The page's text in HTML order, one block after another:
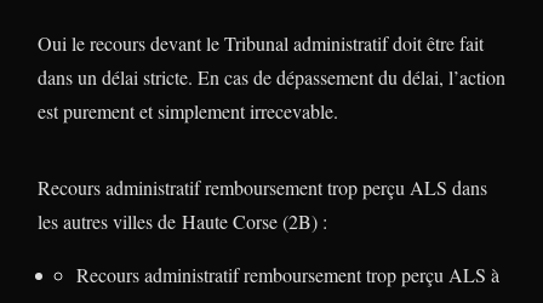
Oui le recours devant le Tribunal administratif doit être fait
dans un délai stricte. En cas de dépassement du délai, l’action
est purement et simplement irrecevable.
Recours administratif remboursement trop perçu ALS dans
les autres villes de Haute Corse (2B) :
Recours administratif remboursement trop perçu ALS à